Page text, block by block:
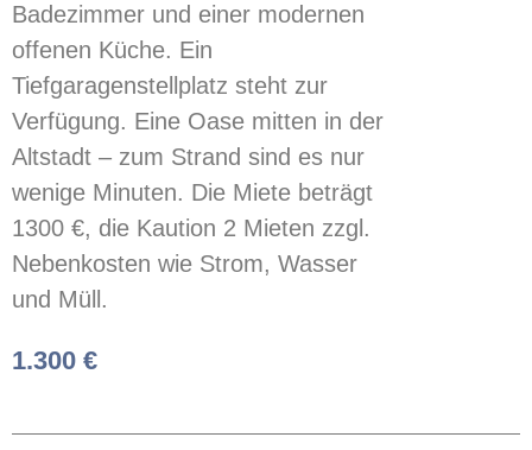
Badezimmer und einer modernen
offenen Küche. Ein
Tiefgaragenstellplatz steht zur
Verfügung. Eine Oase mitten in der
Altstadt – zum Strand sind es nur
wenige Minuten. Die Miete beträgt
1300 €, die Kaution 2 Mieten zzgl.
Nebenkosten wie Strom, Wasser
und Müll.
1.300 €